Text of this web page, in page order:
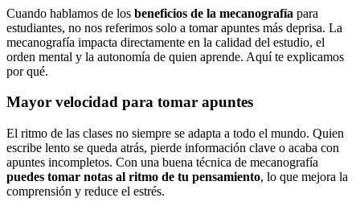
Cuando hablamos de los beneficios de la mecanografía para
estudiantes, no nos referimos solo a tomar apuntes más deprisa. La
mecanografía impacta directamente en la calidad del estudio, el
orden mental y la autonomía de quien aprende. Aquí te explicamos
por qué.
Mayor velocidad para tomar apuntes
El ritmo de las clases no siempre se adapta a todo el mundo. Quien
escribe lento se queda atrás, pierde información clave o acaba con
apuntes incompletos. Con una buena técnica de mecanografía
puedes tomar notas al ritmo de tu pensamiento, lo que mejora la
comprensión y reduce el estrés.